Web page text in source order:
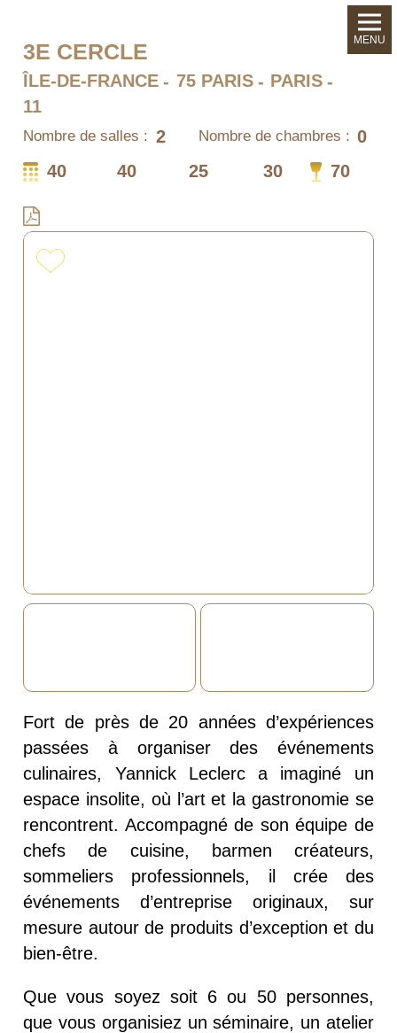
3E CERCLE
ÎLE-DE-FRANCE 75 PARIS
PARIS
11
Nombre de salles : 2 Nombre de chambres : 0
40
40 25 30 70
Fort de près de 20 années d’expériences
passées à organiser des événements
culinaires, Yannick Leclerc a imaginé un
espace insolite, où l’art et la gastronomie se
rencontrent. Accompagné de son équipe de
chefs de cuisine, barmen créateurs,
sommeliers professionnels, il crée des
événements d’entreprise originaux, sur
mesure autour de produits d’exception et du
bien-être.
Que vous soyez soit 6 ou 50 personnes,
que vous organisiez un séminaire, un atelier
MENU